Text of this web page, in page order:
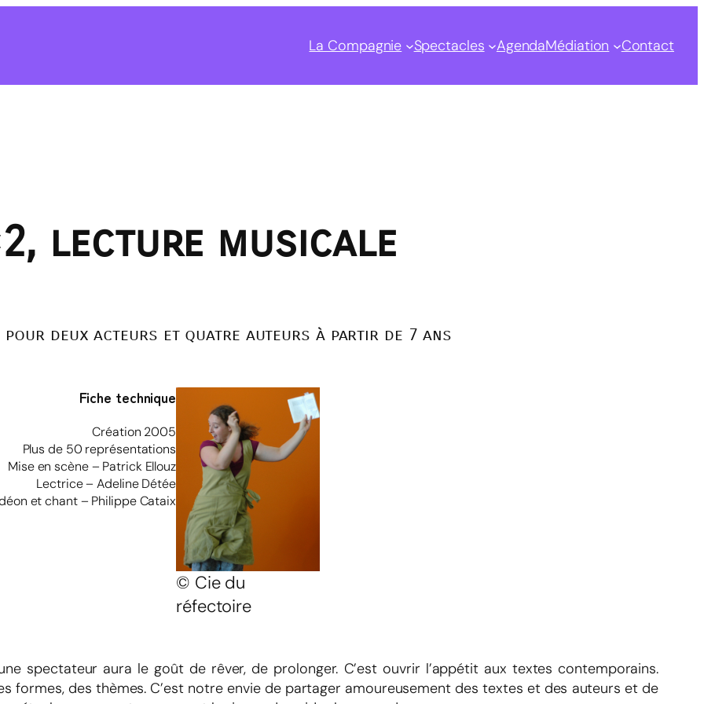
La Compagnie Spectacles AgendaMédiation Contact
lecture musicale
pour deux acteurs et quatre auteurs à partir de 7 ans
Fiche technique
Création 2005
Plus de 50 représentations
Mise en scène – Patrick Ellouz
Lectrice – Adeline Détée
et chant – Philippe Cataix
© Cie du
réfectoire
spectateur aura le goût de rêver, de prolonger. C’est ouvrir l’appétit aux textes contemporains.
formes, des thèmes. C’est notre envie de partager amoureusement des textes et des auteurs et de